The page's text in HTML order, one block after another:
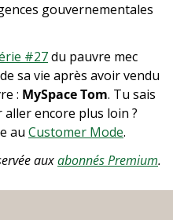
#27 du pauvre mec
: MySpace Tom. Tu sais
aller encore plus loin ?
au Customer Mode.
aux abonnés Premium.